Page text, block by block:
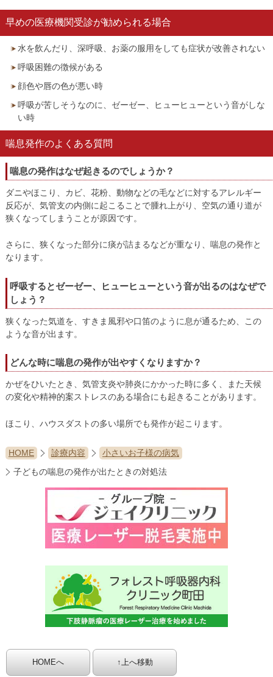
早めの医療機関受診が勧められる場合
水を飲んだり、深呼吸、お薬の服用をしても症状が改善されない
呼吸困難の徴候がある
顔色や唇の色が悪い時
呼吸が苦しそうなのに、ゼーゼー、ヒューヒューという音がしな
い時
喘息発作のよくある質問
喘息の発作はなぜ起きるのでしょうか？
ダニやほこり、カビ、花粉、動物などの毛などに対するアレルギー
反応が、気管支の内側に起こることで腫れ上がり、空気の通り道が
狭くなってしまうことが原因です。
さらに、狭くなった部分に痰が詰まるなどが重なり、喘息の発作と
なります。
呼吸するとゼーゼー、ヒューヒューという音が出るのはなぜで
しょう？
狭くなった気道を、すきま風邪や口笛のように息が通るため、この
ような音が出ます。
どんな時に喘息の発作が出やすくなりますか？
かぜをひいたとき、気管支炎や肺炎にかかった時に多く、また天候
の変化や精神的案ストレスのある場合にも起きることがあります。
ほこり、ハウスダストの多い場所でも発作が起こります。
HOME 診療内容
小さいお子様の病気
子どもの喘息の発作が出たときの対処法
HOMEへ ↑上へ移動